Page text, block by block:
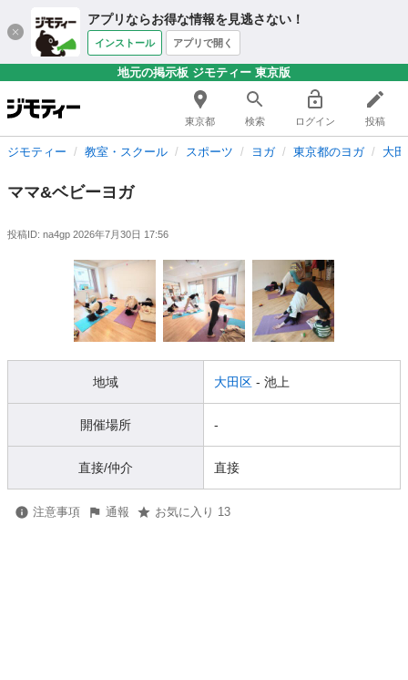
アプリならお得な情報を見逃さない！
インストール アプリで開く
地元の掲示板 ジモティー 東京版
東京都 検索 ログイン 投稿
ジモティー 教室・スクール スポーツ ヨガ 東京都のヨガ 大
ママ&ベビーヨガ
投稿ID: na4gp 2026年7月30日 17:56
地域 大田区 - 池上
開催場所 -
直接/仲介 直接
注意事項 通報 お気に入り 13